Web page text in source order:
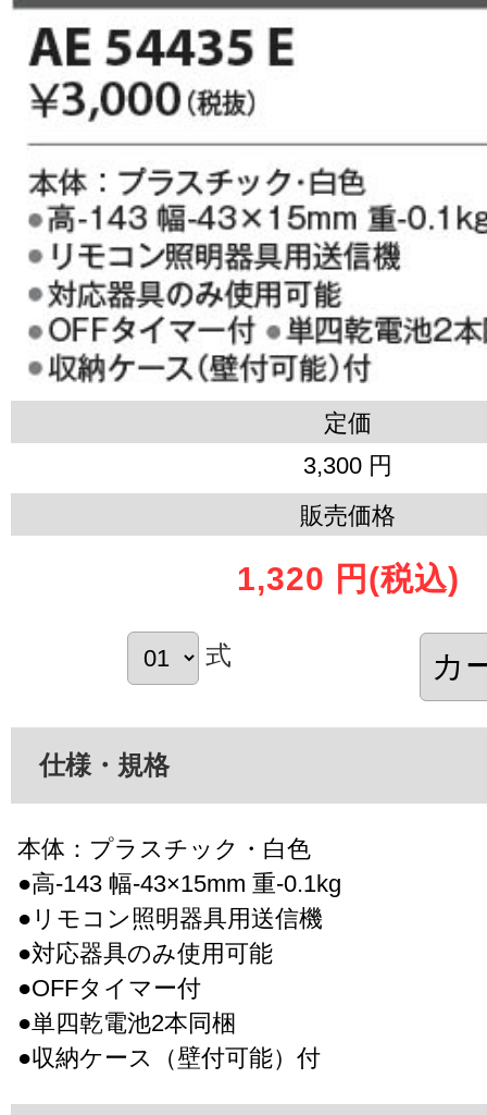
定価
3,300 円
販売価格
1,320 円 (税込)
式
仕様・規格
本体：プラスチック・白色
●高-143 幅-43×15mm 重-0.1kg
●リモコン照明器具用送信機
●対応器具のみ使用可能
●OFFタイマー付
●単四乾電池2本同梱
●収納ケース（壁付可能）付